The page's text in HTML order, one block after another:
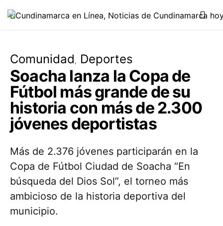
Comunidad Deportes
Soacha lanza la Copa de
Fútbol más grande de su
historia con más de 2.300
jóvenes deportistas
Más de 2.376 jóvenes participarán en la
Copa de Fútbol Ciudad de Soacha “En
búsqueda del Dios Sol”, el torneo más
ambicioso de la historia deportiva del
municipio.